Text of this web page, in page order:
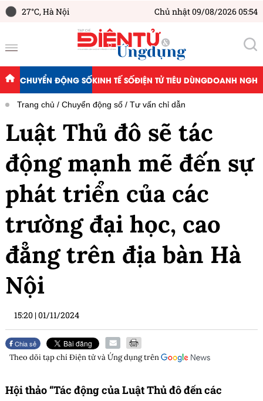
27°C,Hà Nội Chủ nhật 09/08/2026 05:54
CHUYỂN ĐỘNG SỐKINH TẾ SỐĐIỆN TỬ TIÊU DÙNGDOANH
Trang chủ Chuyển động số Tư vấn chỉ dẫn
Luật Thủ đô sẽ tác
động mạnh mẽ đến sự
phát triển của các
trường đại học, cao
đẳng trên địa bàn Hà
Nội
15:20 |01/11/2024
Chia sẻ
Theo dõi tạp chíĐiện tử và Ứng dụngtrên
Hội thảo “Tác động của Luật Thủ đô đến các